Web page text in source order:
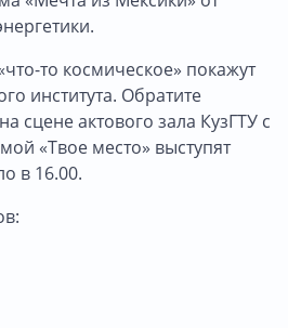
то космическое» покажут
института. Обратите
сцене актового зала КузГТУ с
«Твое место» выступят
в 16.00.